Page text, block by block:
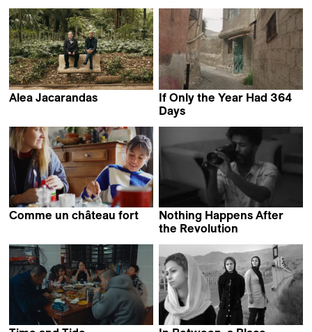
Alea Jacarandas
If Only the Year Had 364
Days
Comme un château fort
Nothing Happens After
the Revolution